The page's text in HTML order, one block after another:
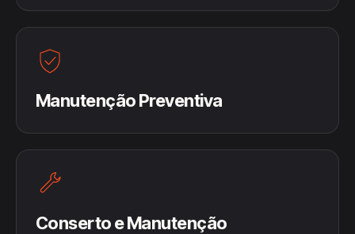
Manutenção Preventiva
Conserto e Manutenção